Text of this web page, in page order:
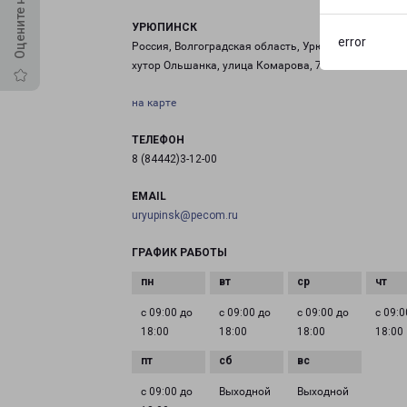
error
УРЮПИНСК
Россия, Волгоградская область, Урюпинский район,
хутор Ольшанка, улица Комарова, 71
на карте
ТЕЛЕФОН
8 (84442)3-12-00
EMAIL
uryupinsk@pecom.ru
ГРАФИК РАБОТЫ
с 09:00 до
18:00
с 09:00 до
18:00
с 09:00 до
18:00
с
18:00
с 09:00 до
Выходной Выходной